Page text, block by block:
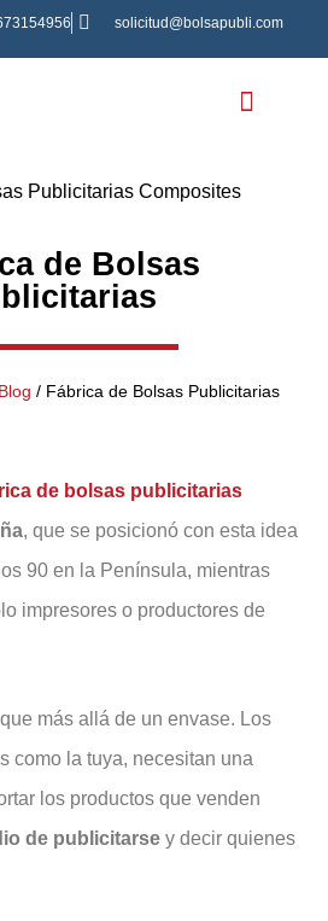
solicitud@bolsapubli.com
de Bolsas
Blog / Fábrica de Bolsas Publicitarias
de bolsas publicitarias
, que se posicionó con esta idea
90 en la Península, mientras
impresores o productores de
más allá de un envase. Los
como la tuya, necesitan una
los productos que venden
de publicitarse y decir quienes